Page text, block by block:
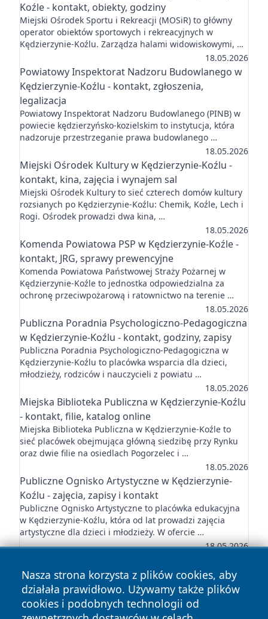
Koźle - kontakt, obiekty, godziny
Miejski Ośrodek Sportu i Rekreacji (MOSiR) to główny
operator obiektów sportowych i rekreacyjnych w
Kędzierzynie-Koźlu. Zarządza halami widowiskowymi, …
18.05.2026
Powiatowy Inspektorat Nadzoru Budowlanego w
Kędzierzynie-Koźlu - kontakt, zgłoszenia,
legalizacja
Powiatowy Inspektorat Nadzoru Budowlanego (PINB) w
powiecie kędzierzyńsko-kozielskim to instytucja, która
nadzoruje przestrzeganie prawa budowlanego …
18.05.2026
Miejski Ośrodek Kultury w Kędzierzynie-Koźlu -
kontakt, kina, zajęcia i wynajem sal
Miejski Ośrodek Kultury to sieć czterech domów kultury
rozsianych po Kędzierzynie-Koźlu: Chemik, Koźle, Lech i
Rogi. Ośrodek prowadzi dwa kina, …
18.05.2026
Komenda Powiatowa PSP w Kędzierzynie-Koźle -
kontakt, JRG, sprawy prewencyjne
Komenda Powiatowa Państwowej Straży Pożarnej w
Kędzierzynie-Koźle to jednostka odpowiedzialna za
ochronę przeciwpożarową i ratownictwo na terenie …
18.05.2026
Publiczna Poradnia Psychologiczno-Pedagogiczna
w Kędzierzynie-Koźlu - kontakt, godziny, zapisy
Publiczna Poradnia Psychologiczno-Pedagogiczna w
Kędzierzynie-Koźlu to placówka wsparcia dla dzieci,
młodzieży, rodziców i nauczycieli z powiatu …
18.05.2026
Miejska Biblioteka Publiczna w Kędzierzynie-Koźlu
- kontakt, filie, katalog online
Miejska Biblioteka Publiczna w Kędzierzynie-Koźle to
sieć placówek obejmująca główną siedzibę przy Rynku
oraz dwie filie na osiedlach Pogorzelec i …
18.05.2026
Publiczne Ognisko Artystyczne w Kędzierzynie-
Koźlu - zajęcia, zapisy i kontakt
Publiczne Ognisko Artystyczne to placówka edukacyjna
w Kędzierzynie-Koźlu, która od lat prowadzi zajęcia
artystyczne dla dzieci i młodzieży. W ofercie …
18.05.2026
Nasza strona korzysta z plików cookies, aby
działała prawidłowo. Używamy także plików
cookies i podobnych technologii od